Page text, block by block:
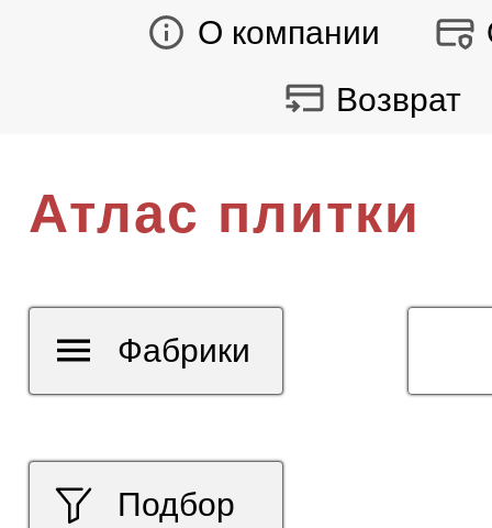
О компании
Возврат
Атлас плитки
Подбор
Фабрики